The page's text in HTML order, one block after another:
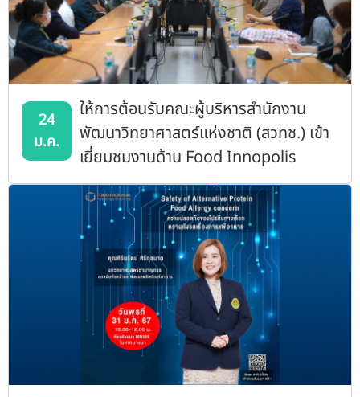
24
ม.ค.
ให้การต้อนรับคณะผู้บริหารสำนักงาน
พัฒนาวิทยาศาสตร์แห่งชาติ (สวทช.) เข้า
เยี่ยมชมงานด้าน Food Innopolis
@Kasetsart